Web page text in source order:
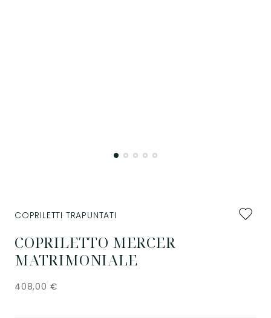
COPRILETTO MERCER
MATRIMONIALE
COPRILETTI TRAPUNTATI
408,00 €